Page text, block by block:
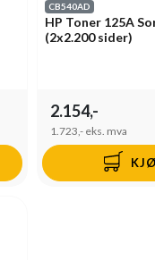
CB540AD
HP Toner 125A
(2x2.200 sider)
2.154,-
1.723,- eks. mva